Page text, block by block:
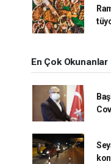
En Çok Okunanlar